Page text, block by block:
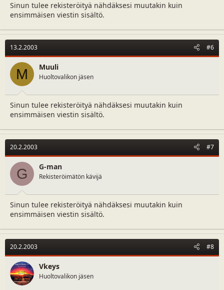
Sinun tulee rekisteröityä nähdäksesi muutakin kuin
ensimmäisen viestin sisältö.
13.2.2003 #6
M Muuli
Huoltovalikon jäsen
Sinun tulee rekisteröityä nähdäksesi muutakin kuin
ensimmäisen viestin sisältö.
20.2.2003 #7
G G-man
Rekisteröimätön kävijä
Sinun tulee rekisteröityä nähdäksesi muutakin kuin
ensimmäisen viestin sisältö.
20.2.2003 #8
Vkeys
Huoltovalikon jäsen